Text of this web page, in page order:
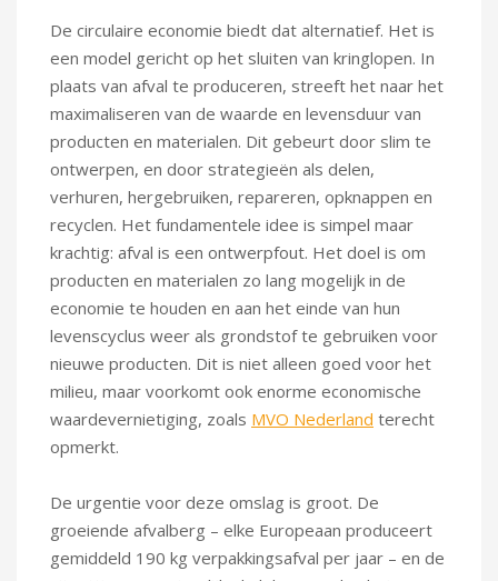
De circulaire economie biedt dat alternatief. Het is
een model gericht op het sluiten van kringlopen. In
plaats van afval te produceren, streeft het naar het
maximaliseren van de waarde en levensduur van
producten en materialen. Dit gebeurt door slim te
ontwerpen, en door strategieën als delen,
verhuren, hergebruiken, repareren, opknappen en
recyclen. Het fundamentele idee is simpel maar
krachtig: afval is een ontwerpfout. Het doel is om
producten en materialen zo lang mogelijk in de
economie te houden en aan het einde van hun
levenscyclus weer als grondstof te gebruiken voor
nieuwe producten. Dit is niet alleen goed voor het
milieu, maar voorkomt ook enorme economische
waardevernietiging, zoals MVO Nederland terecht
opmerkt.
De urgentie voor deze omslag is groot. De
groeiende afvalberg – elke Europeaan produceert
gemiddeld 190 kg verpakkingsafval per jaar – en de